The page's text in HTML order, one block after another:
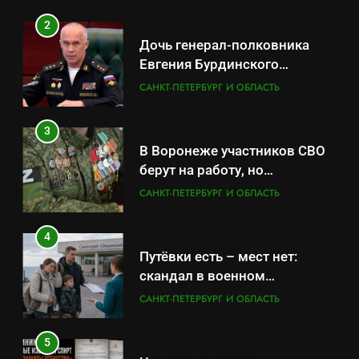
2
Дочь генерал-полковника
Евгения Бурдинского
оказывает платные услуги по
САНКТ-ПЕТЕРБУРГ И ОБЛАСТЬ
3
В Воронеже участников СВО
берут на работу, но
удержаться удаётся не всем
САНКТ-ПЕТЕРБУРГ И ОБЛАСТЬ
4
Путёвки есть – мест нет:
скандал в военном
санатории Владивостока
САНКТ-ПЕТЕРБУРГ И ОБЛАСТЬ
5